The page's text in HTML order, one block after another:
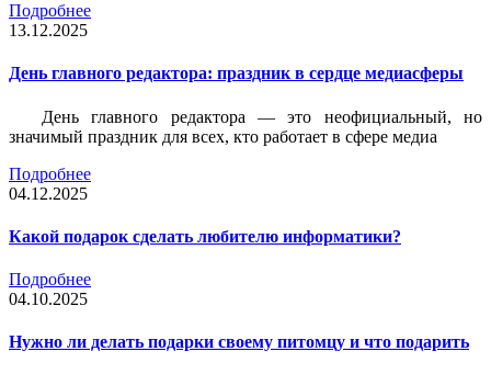
Подробнее
13.12.2025
День главного редактора: праздник в сердце медиасферы
День главного редактора — это неофициальный, но
значимый праздник для всех, кто работает в сфере медиа
Подробнее
04.12.2025
Какой подарок сделать любителю информатики?
Подробнее
04.10.2025
Нужно ли делать подарки своему питомцу и что подарить